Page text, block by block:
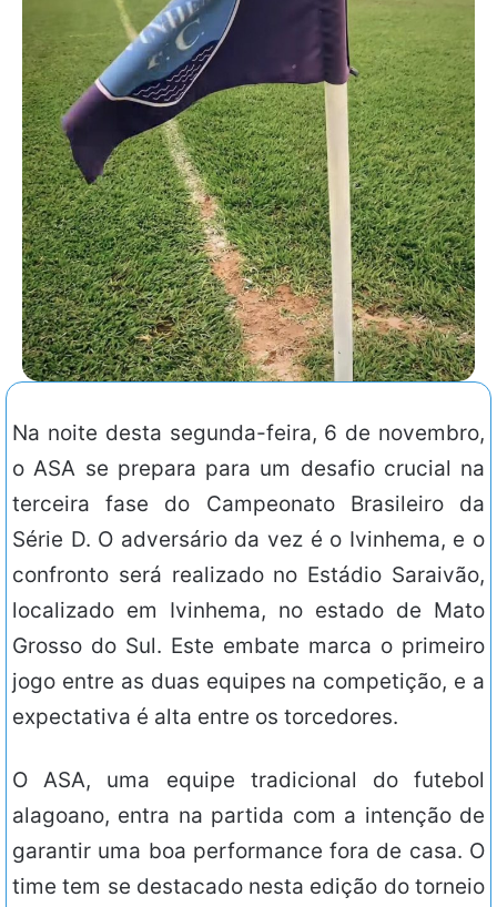
Na noite desta segunda-feira, 6 de novembro,
o ASA se prepara para um desafio crucial na
terceira fase do Campeonato Brasileiro da
Série D. O adversário da vez é o Ivinhema, e o
confronto será realizado no Estádio Saraivão,
localizado em Ivinhema, no estado de Mato
Grosso do Sul. Este embate marca o primeiro
jogo entre as duas equipes na competição, e a
expectativa é alta entre os torcedores.
O ASA, uma equipe tradicional do futebol
alagoano, entra na partida com a intenção de
garantir uma boa performance fora de casa. O
time tem se destacado nesta edição do torneio